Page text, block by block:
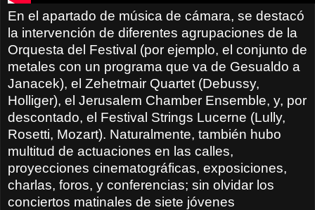
En el apartado de música de cámara, se destacó
la intervención de diferentes agrupaciones de la
Orquesta del Festival (por ejemplo, el conjunto de
metales con un programa que va de Gesualdo a
Janacek), el Zehetmair Quartet (Debussy,
Holliger), el Jerusalem Chamber Ensemble, y, por
descontado, el Festival Strings Lucerne (Lully,
Rosetti, Mozart). Naturalmente, también hubo
multitud de actuaciones en las calles,
proyecciones cinematográficas, exposiciones,
charlas, foros, y conferencias; sin olvidar los
conciertos matinales de siete jóvenes